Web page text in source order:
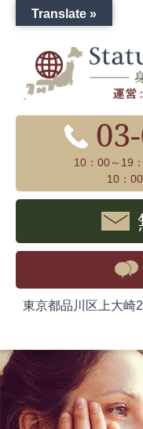
10：00～19
10：
東京都品川区上大崎
Translate »